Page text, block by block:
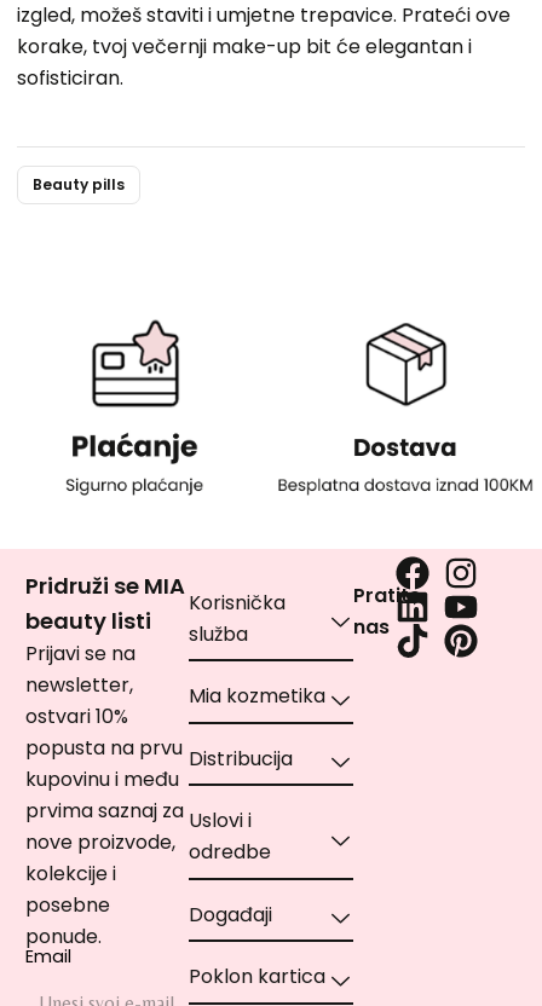
izgled, možeš staviti i umjetne trepavice. Prateći ove
korake, tvoj večernji make-up bit će elegantan i
sofisticiran.
Beauty pills
Pridruži se MIA
beauty listi
Prijavi se na
newsletter,
ostvari 10%
popusta na prvu
kupovinu i među
prvima saznaj za
nove proizvode,
kolekcije i
posebne
ponude.
Email
Korisnička
služba
Mia kozmetika
Distribucija
Uslovi i
odredbe
Događaji
Poklon kartica
Pratite
nas